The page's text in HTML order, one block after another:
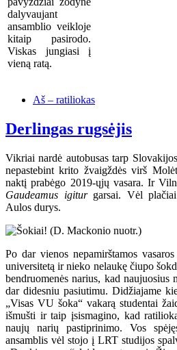
dalyvaujant
ansamblio veikloje
kitaip pasirodo.
Viskas jungiasi į
vieną ratą.
Aš – ratiliokas
Derlingas rugsėjis
Vikriai nardė autobusas tarp
nepastebint krito žvaigždės virš
naktį prabėgo 2019-ųjų vasara. Ir
Gaudeamus igiturgarsai. Vėl
Aulos durys.
Po dar vienos nepamirštamos
universitetą ir nieko nelaukę čiupo
bendruomenės narius, kad naujuosius
dar didesniu pasiutimu. Didžiajame
„Visas VU šoka“ vakarą studentai
išmušti ir taip įsismagino, kad
naujų narių pastiprinimo. Vos
ansamblis vėl stojo į LRT studijos